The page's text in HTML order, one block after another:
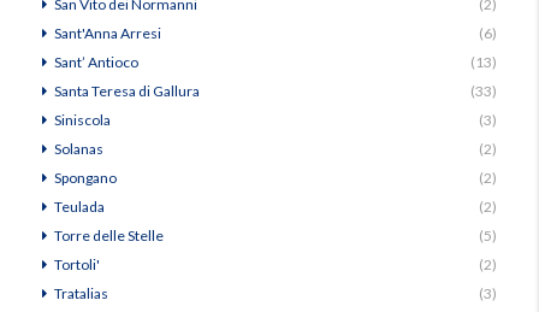
San Vito dei Normanni
(2)
Sant'Anna Arresi
(6)
Sant’ Antioco
(13)
Santa Teresa di Gallura
(33)
Siniscola
(3)
Solanas
(2)
Spongano
(2)
Teulada
(2)
Torre delle Stelle
(5)
Tortoli'
(2)
Tratalias
(3)